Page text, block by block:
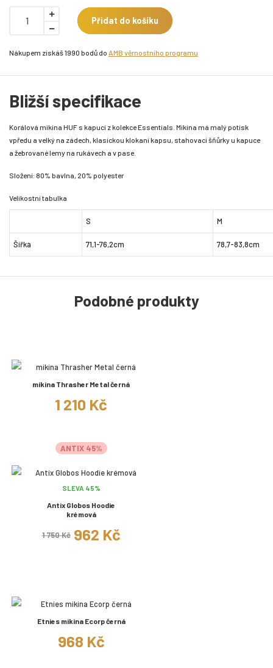
Přidat do košíku
Nákupem získáš 1990 bodů do AMB věrnostního programu
Bližší specifikace
Korálová mikina HUF s kapucí z kolekce Essentials. Mikina má malý potisk
vpředu a velký na zádech, klasickou klokaní kapsu, stahovací šňůrky u kapuce
a žebrované lemy na rukávech a v pase.
Složení: 80% bavlna, 20% polyester
Velikostní tabulka
S M
Šířka 71,1-76,2cm 78,7-83,8cm
Podobné produkty
mikina Thrasher Metal černá
1 210 Kč
ANTIX 45%
SLEVA 45%
Antix Globos Hoodie
krémová
1 750 Kč 962 Kč
Etnies mikina Ecorp černá
968 Kč